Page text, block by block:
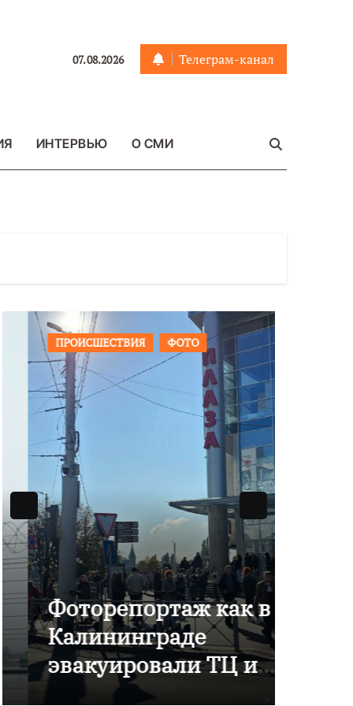
07.08.2026 Телеграм-канал
ИНТЕРВЬЮ О СМИ
ПРОИСШЕСТВИЯ ФОТО
Фоторепортаж как в
Калининграде
эвакуировали ТЦ из-
за сообщения о